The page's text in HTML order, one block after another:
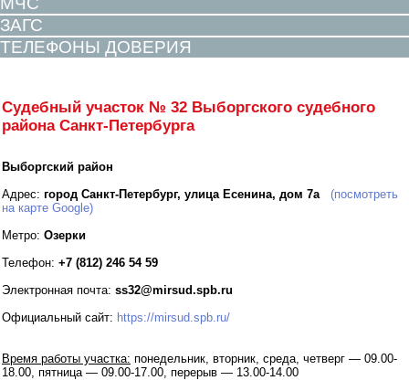
ЗАГС
ТЕЛЕФОНЫ ДОВЕРИЯ
Судебный участок № 32 Выборгского судебного
района Санкт-Петербурга
Выборгский район
Адрес: город Санкт-Петербург, улица Есенина, дом 7а
(посмотреть
на карте Google)
Метро: Озерки
Телефон: +7 (812) 246 54 59
Электронная почта: ss32@mirsud.spb.ru
Официальный сайт: https://mirsud.spb.ru/
Время работы участка: понедельник, вторник, среда, четверг — 09.00-
18.00, пятница — 09.00-17.00, перерыв — 13.00-14.00